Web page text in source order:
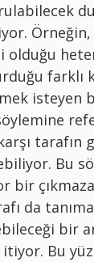
olduğu
farklı
isteyen
tarafın
Bu
bir
da
bir
itiyor. Bu